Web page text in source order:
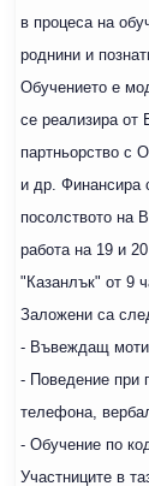
в процеса на
роднини и
Обучението е
се реализира от
партньорство с
и др. Финансира
посолството на
работа на 19 и
"Казанлък" от 9
Заложени са
- Въвеждащ
- Поведение при
телефона,
- Обучение по
Участниците в